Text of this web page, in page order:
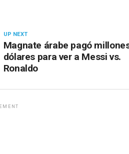
UP NEXT
Magnate árabe pagó
dólares para ver a Messi vs.
Ronaldo